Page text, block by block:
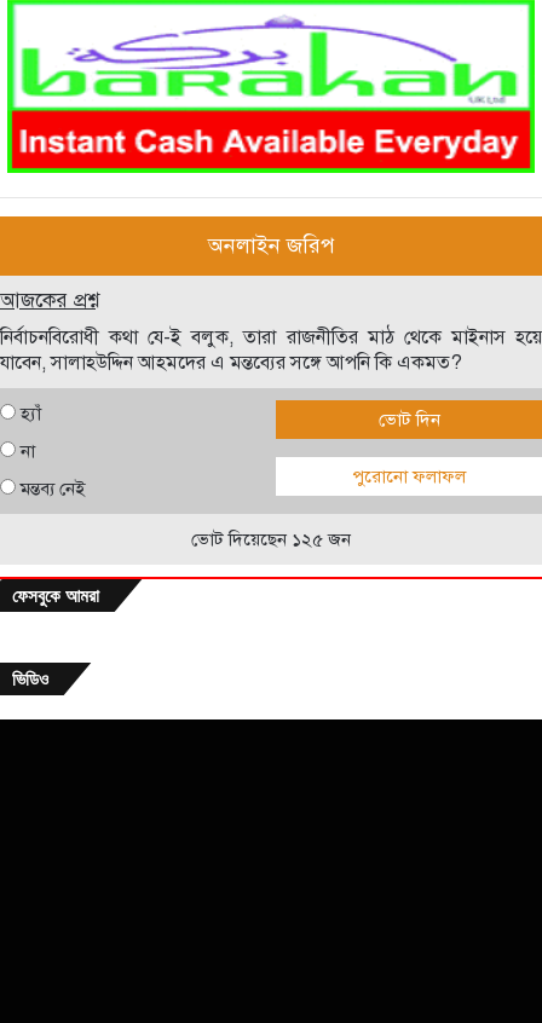
অনলাইন জরিপ
আজকের প্রশ্ন
নির্বাচনবিরোধী কথা যে-ই বলুক, তারা রাজনীতির মাঠ থেকে মাইনাস হয়ে
যাবেন, সালাহউদ্দিন আহমদের এ মন্তব্যের সঙ্গে আপনি কি একমত?
হ্যাঁ
না
মন্তব্য নেই
ভোট দিন
পুরোনো ফলাফল
ভোট দিয়েছেন ১২৫ জন
ফেসবুকে আমরা
ভিডিও